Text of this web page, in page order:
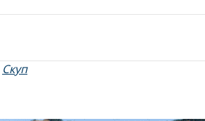
Скуп